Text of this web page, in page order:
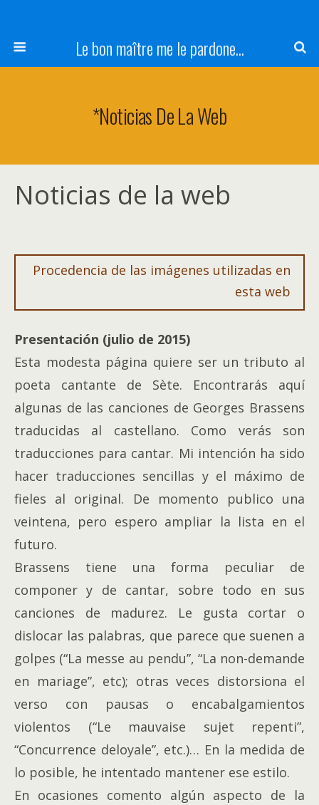
Le bon maître me le pardone...
*Noticias De La Web
Noticias de la web
Procedencia de las imágenes utilizadas en
esta web
Presentación (julio de 2015)
Esta modesta página quiere ser un tributo al
poeta cantante de Sète. Encontrarás aquí
algunas de las canciones de Georges Brassens
traducidas al castellano. Como verás son
traducciones para cantar. Mi intención ha sido
hacer traducciones sencillas y el máximo de
fieles al original. De momento publico una
veintena, pero espero ampliar la lista en el
futuro.
Brassens tiene una forma peculiar de
componer y de cantar, sobre todo en sus
canciones de madurez. Le gusta cortar o
dislocar las palabras, que parece que suenen a
golpes (“La messe au pendu”, “La non-demande
en mariage”, etc); otras veces distorsiona el
verso con pausas o encabalgamientos
violentos (“Le mauvaise sujet repenti”,
“Concurrence deloyale”, etc.)… En la medida de
lo posible, he intentado mantener ese estilo.
En ocasiones comento algún aspecto de la